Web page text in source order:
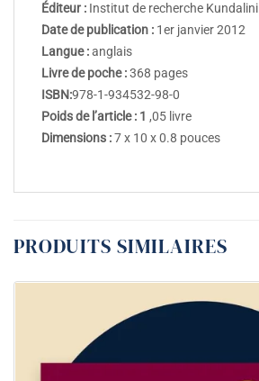
Éditeur : Institut de recherche Kundalini
Date de publication : 1er janvier 2012
Langue :anglais
Livre de poche :368 pages
ISBN:978-1-934532-98-0
Poids de l’article : 1 ,05 livre
Dimensions :7 x 10 x 0.8 pouces
PRODUITS SIMILAIRES